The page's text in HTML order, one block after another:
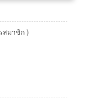
สมาชิก )